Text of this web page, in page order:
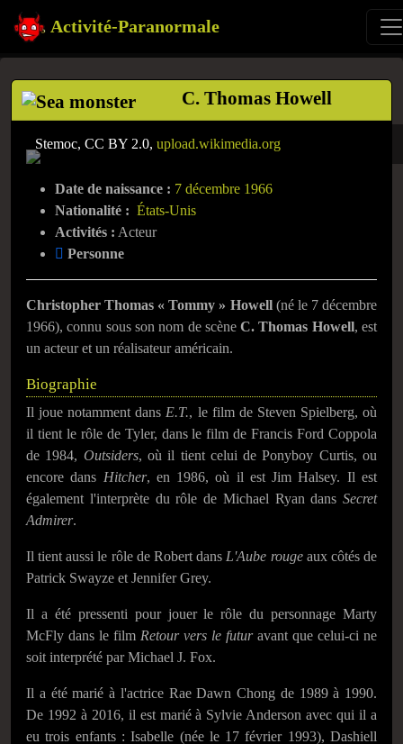
Activité-Paranormale
C. Thomas Howell
Stemoc, CC BY 2.0, upload.wikimedia.org
Date de naissance : 7 décembre 1966
Nationalité : États-Unis
Activités : Acteur
Personne
Christopher Thomas « Tommy » Howell(né le 7 décembre
1966), connu sous son nom de scèneC. Thomas Howell, est
un acteur et un réalisateur américain.
Biographie
Il joue notamment dans E.T., le film de Steven Spielberg, où
il tient le rôle de Tyler, dans le film de Francis Ford Coppola
de 1984, Outsiders, où il tient celui de Ponyboy Curtis, ou
encore dans Hitcher, en 1986, où il est Jim Halsey. Il est
également l'interprète du rôle de Michael Ryan dans Secret
Admirer.
Il tient aussi le rôle de Robert dans L'Aube rougeaux côtés de
Patrick Swayze et Jennifer Grey.
Il a été pressenti pour jouer le rôle du personnage Marty
McFly dans le film Retour vers le futuravant que celui-ci ne
soit interprété par Michael J. Fox.
Il a été marié à l'actrice Rae Dawn Chong de 1989 à 1990.
De 1992 à 2016, il est marié à Sylvie Anderson avec qui il a
eu trois enfants : Isabelle (née le 17 février 1993), Dashiell